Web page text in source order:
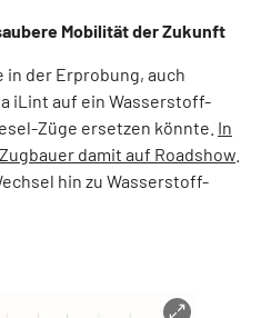
Mobilität der Zukunft
der Erprobung, auch
iLint auf ein Wasserstoff-
Züge ersetzen könnte. In
damit auf Roadshow
hin zu Wasserstoff-